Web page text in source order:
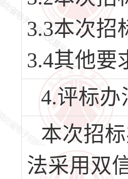
3.3本次招
3.4其他要
4.评标办
本次招
法采用双